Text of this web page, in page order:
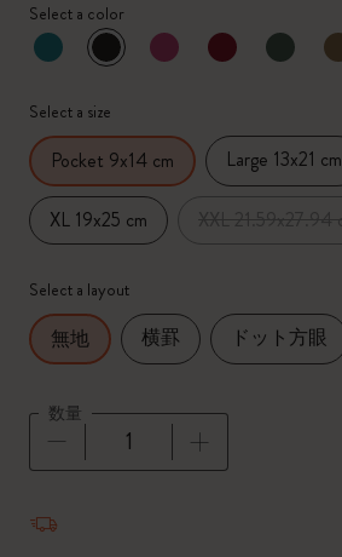
Select a color
選択済
*選択したカラー
Select a size
Pocket 9x14 cm Large 13x21 cm
XL 19x25 cm
Select a layout
無地 横罫 ドット方眼
数量